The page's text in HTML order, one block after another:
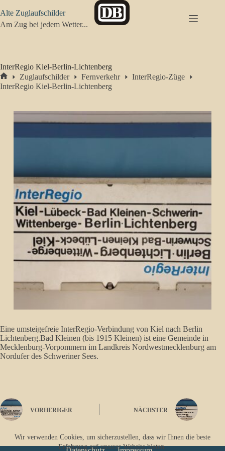
Inhalt
springen
Wir verwenden Cookies, um sicherzustellen, dass wir Ihnen die beste
Erfahrung auf unserer Website bieten.
Alte Zuglaufschilder
Am Zug bei jedem Wetter...
InterRegio Kiel-Berlin-Lichtenberg
Start
Zuglaufschilder Fernverkehr
InterRegio-Züge
InterRegio Kiel-Berlin-Lichtenberg
Eine umsteigefreie InterRegio-Verbindung von Kiel nach Berlin
Lichtenberg.Bad Kleinen (bis 1915 Kleinen) ist eine Gemeinde in
Mecklenburg-Vorpommern im Landkreis Nordwestmecklenburg am
Nordufer des Schweriner Sees.
VORHERIGER NÄCHSTER